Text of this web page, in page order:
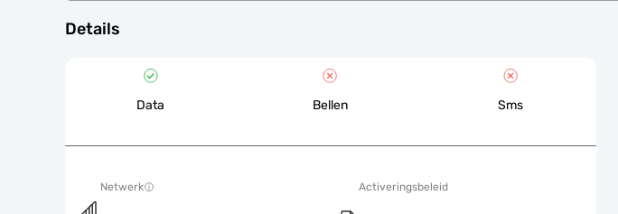
Details
Data Bellen Sms
Netwerk Activeringsbeleid